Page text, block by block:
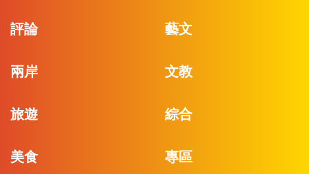
評論 藝文
兩岸 文教
旅遊 綜合
美食 專區